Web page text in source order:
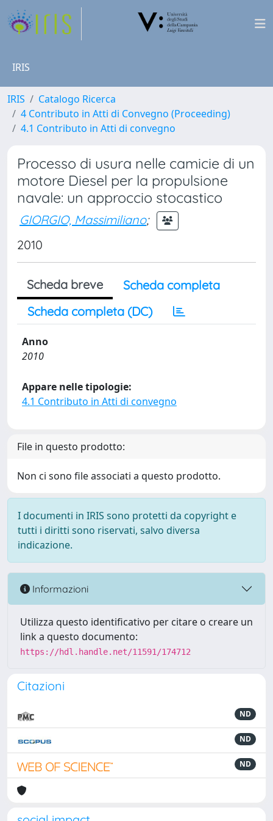
IRIS
IRIS
Catalogo Ricerca
4 Contributo in Atti di Convegno (Proceeding)
4.1 Contributo in Atti di convegno
Processo di usura nelle camicie di un
motore Diesel per la propulsione
navale: un approccio stocastico
GIORGIO, Massimiliano;
2010
Scheda breve
Scheda completa
Scheda completa (DC)
Anno
2010
Appare nelle tipologie:
4.1 Contributo in Atti di convegno
File in questo prodotto:
Non ci sono file associati a questo prodotto.
I documenti in IRIS sono protetti da copyright e
tutti i diritti sono riservati, salvo diversa
indicazione.
Informazioni
Utilizza questo identificativo per citare o creare un
link a questo documento:
https://hdl.handle.net/11591/174712
Citazioni
ND
ND
ND